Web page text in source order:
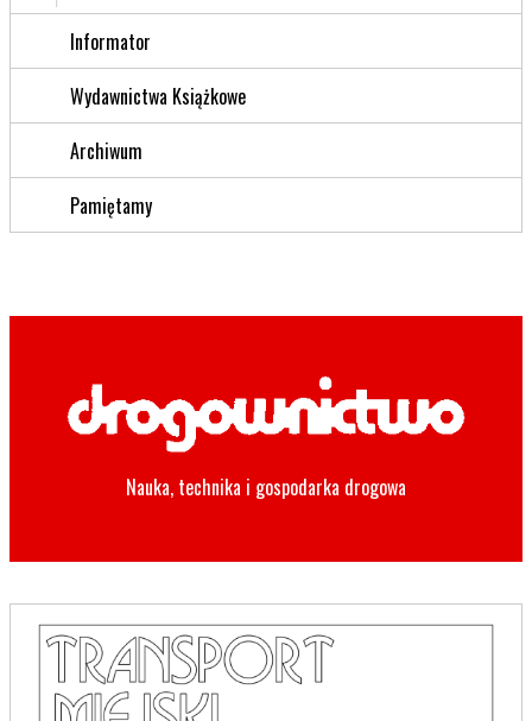
Informator
Wydawnictwa Książkowe
Archiwum
Pamiętamy
Nauka, technika i gospodarka drogowa